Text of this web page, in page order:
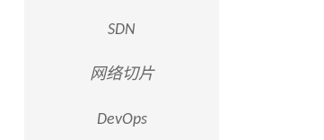
SDN
网络切片
DevOps